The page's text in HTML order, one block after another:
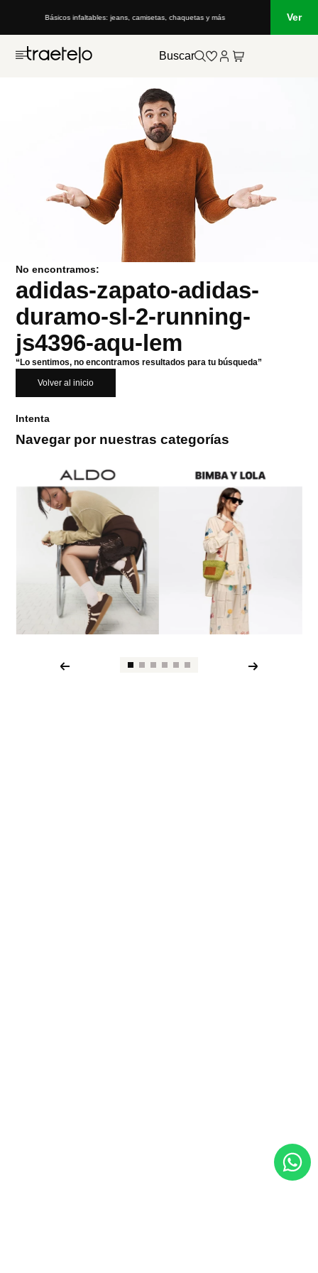
Básicos infaltables: jeans, camisetas, chaquetas y más Ver
Buscar
No encontramos:
adidas-zapato-adidas-
duramo-sl-2-running-
js4396-aqu-lem
“Lo sentimos, no encontramos resultados para tu búsqueda”
Volver al inicio
Intenta
Navegar por nuestras categorías